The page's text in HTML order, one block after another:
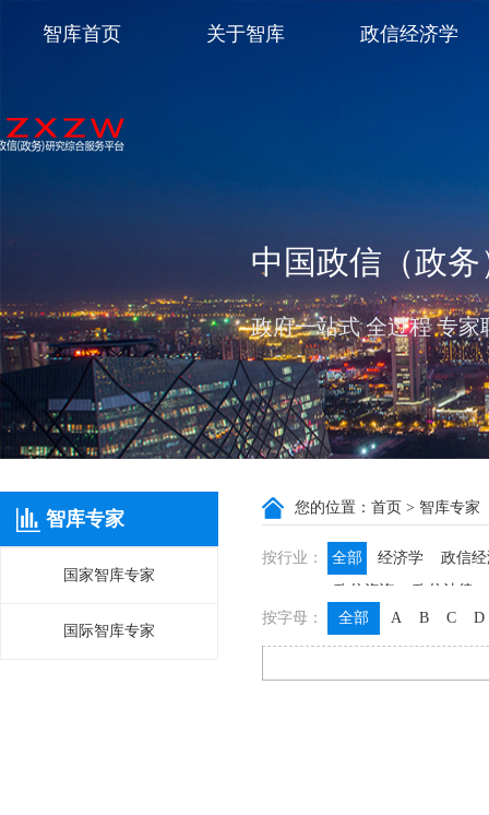
中国政信（政
政府一站式 全过程 专
智库首页 关于智库 政信经济学
智库专家
国家智库专家
国际智库专家
您的位置： 首页 > 智库专家
按行业： 全部 经济学
政信
政信咨询
政信法律
按字母：
全部 A B C D